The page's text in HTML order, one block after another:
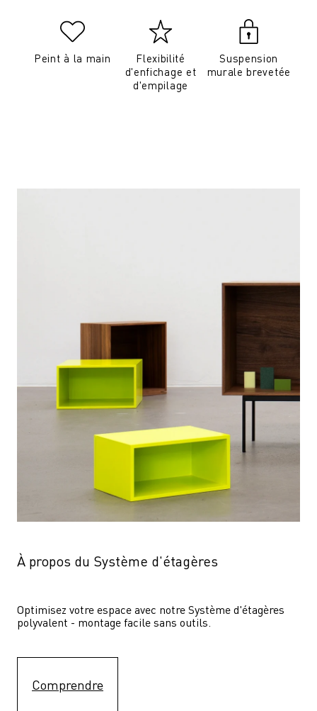
Peint à la main
Flexibilité
d'enfichage et
d'empilage
Suspension
murale brevetée
À propos du Système d'étagères
Optimisez votre espace avec notre Système d'étagères
polyvalent - montage facile sans outils.
Comprendre